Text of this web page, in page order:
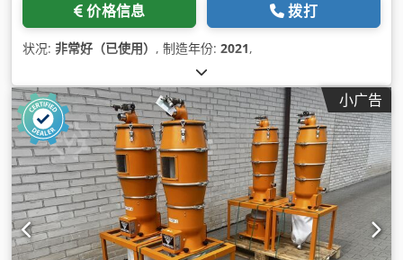
价格信息 拨打
状况: 非常好（已使用） , 制造年份: 2021,
小广告